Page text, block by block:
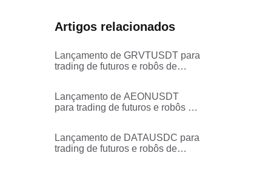
Artigos relacionados
Lançamento de GRVTUSDT para
trading de futuros e robôs de
Lançamento de AEONUSDT
para trading de futuros e robôs de
Lançamento de DATAUSDC para
trading de futuros e robôs de